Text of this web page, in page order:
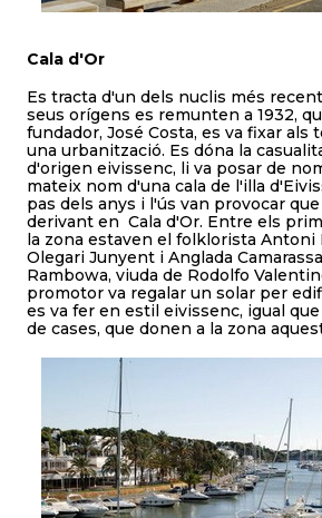
Cala d'Or
Es tracta d'un dels nuclis més
seus orígens es remunten a 1932,
fundador, José Costa, es va fixar als
una urbanització. Es dóna la
d'origen eivissenc, li va posar de
mateix nom d'una cala de l'illa
pas dels anys i l'ús van provocar
derivant en Cala d'Or. Entre els
la zona estaven el folklorista
Olegari Junyent i Anglada
Rambowa, viuda de Rodolfo
promotor va regalar un solar per
es va fer en estil eivissenc, igual
de cases, que donen a la zona